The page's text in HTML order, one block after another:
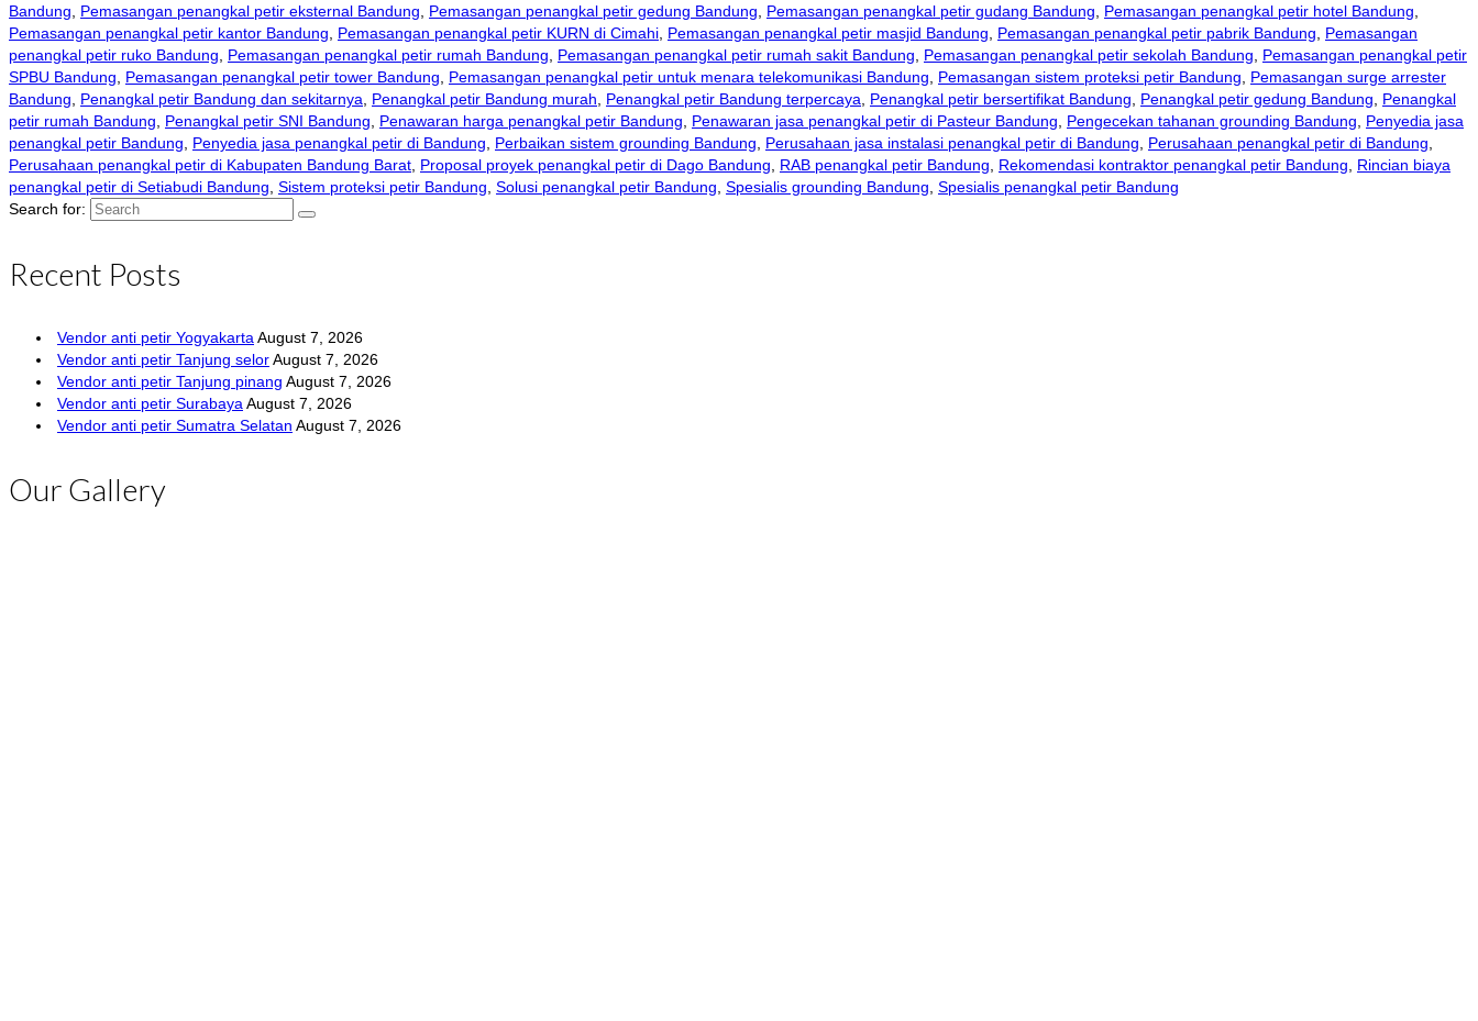
Bandung, Pemasangan penangkal petir eksternal Bandung, Pemasangan penangkal petir gedung Bandung, Pemasangan penangkal petir gudang Bandung, Pemasangan penangkal petir hotel Bandung,
Pemasangan penangkal petir kantor Bandung, Pemasangan penangkal petir KURN di Cimahi, Pemasangan penangkal petir masjid Bandung, Pemasangan penangkal petir pabrik Bandung, Pemasangan
penangkal petir ruko Bandung, Pemasangan penangkal petir rumah Bandung, Pemasangan penangkal petir rumah sakit Bandung, Pemasangan penangkal petir sekolah Bandung, Pemasangan penangkal petir
SPBU Bandung, Pemasangan penangkal petir tower Bandung, Pemasangan penangkal petir untuk menara telekomunikasi Bandung, Pemasangan sistem proteksi petir Bandung, Pemasangan surge arrester
Bandung, Penangkal petir Bandung dan sekitarnya, Penangkal petir Bandung murah, Penangkal petir Bandung terpercaya, Penangkal petir bersertifikat Bandung, Penangkal petir gedung Bandung, Penangkal
petir rumah Bandung, Penangkal petir SNI Bandung, Penawaran harga penangkal petir Bandung, Penawaran jasa penangkal petir di Pasteur Bandung, Pengecekan tahanan grounding Bandung, Penyedia jasa
penangkal petir Bandung, Penyedia jasa penangkal petir di Bandung, Perbaikan sistem grounding Bandung, Perusahaan jasa instalasi penangkal petir di Bandung, Perusahaan penangkal petir di Bandung,
Perusahaan penangkal petir di Kabupaten Bandung Barat, Proposal proyek penangkal petir di Dago Bandung, RAB penangkal petir Bandung, Rekomendasi kontraktor penangkal petir Bandung, Rincian biaya
penangkal petir di Setiabudi Bandung, Sistem proteksi petir Bandung, Solusi penangkal petir Bandung, Spesialis grounding Bandung, Spesialis penangkal petir Bandung
Search for:
Recent Posts
Vendor anti petir YogyakartaAugust 7, 2026
Vendor anti petir Tanjung selorAugust 7, 2026
Vendor anti petir Tanjung pinang August 7, 2026
Vendor anti petir SurabayaAugust 7, 2026
Vendor anti petir Sumatra Selatan August 7, 2026
Our Gallery